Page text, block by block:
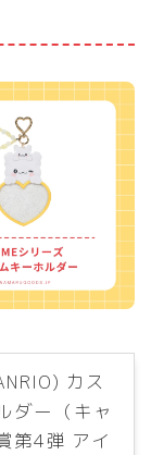
カス
ダー（キャ
第4弾 アイ